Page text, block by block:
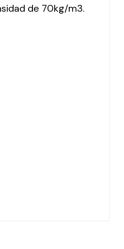
de 70kg/m3.